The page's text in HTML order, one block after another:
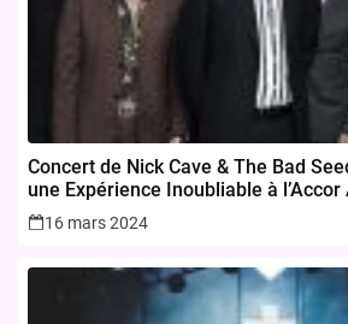
Concert de Nick Cave & The Bad
une Expérience Inoubliable à
novembre 2024
16 mars 2024